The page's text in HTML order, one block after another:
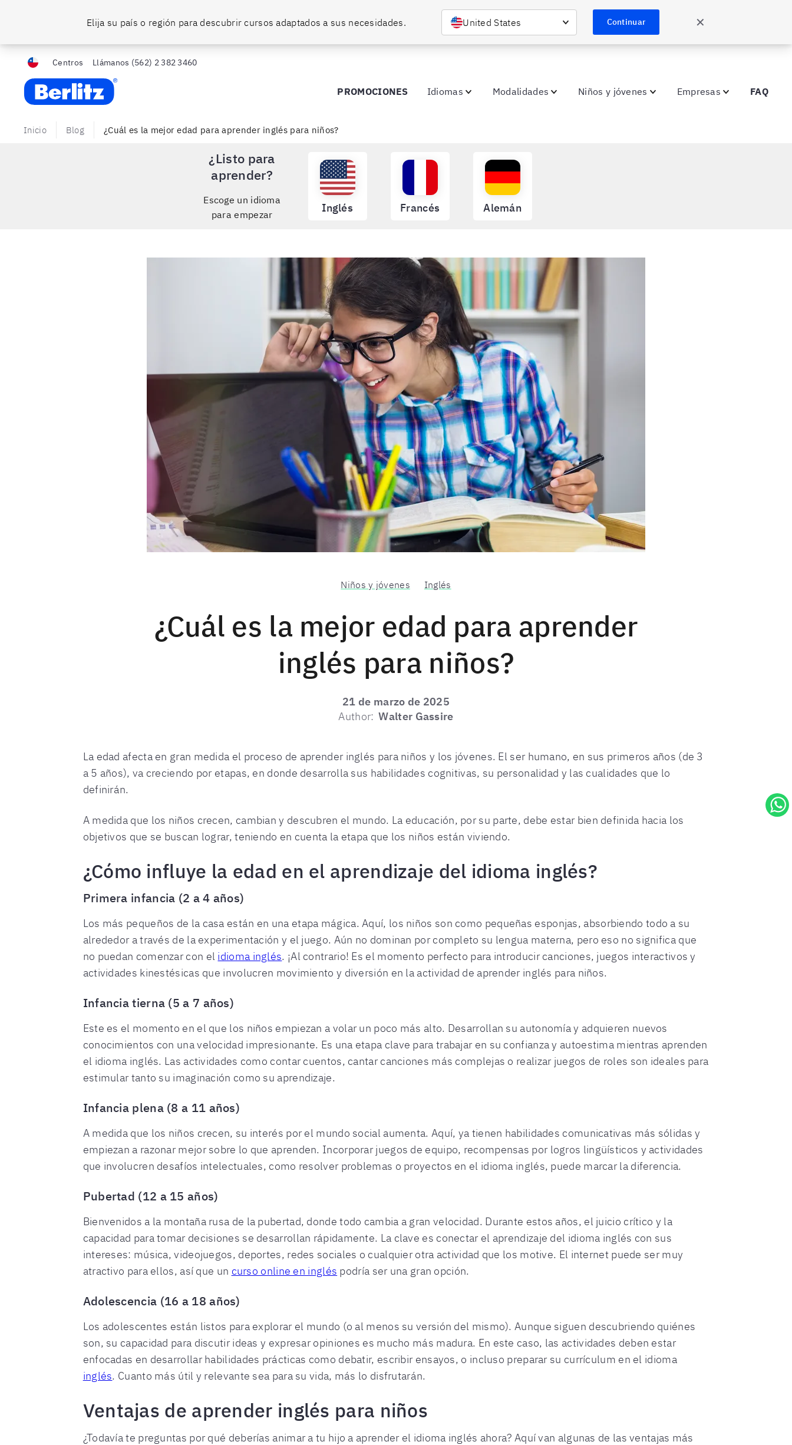
Elija su país o región para descubrir cursos adaptados a sus necesidades. United States Continuar ✕
Centros Llámanos (562) 2 382 3460
Berlitz Chile
PROMOCIONES Idiomas Modalidades Niños y jóvenes Empresas FAQ
Inicio Blog ¿Cuál es la mejor edad para aprender inglés para niños?
¿Listo para
aprender?
Escoge un idioma
para empezar
Inglés Francés Alemán
Niños y jóvenes Inglés
¿Cuál es la mejor edad para aprender
inglés para niños?
21 de marzo de 2025
Author: Walter Gassire
La edad afecta en gran medida el proceso de aprender inglés para niños y los jóvenes. El ser humano, en sus primeros años (de 3
a 5 años), va creciendo por etapas, en donde desarrolla sus habilidades cognitivas, su personalidad y las cualidades que lo
definirán.
A medida que los niños crecen, cambian y descubren el mundo. La educación, por su parte, debe estar bien definida hacia los
objetivos que se buscan lograr, teniendo en cuenta la etapa que los niños están viviendo.
¿Cómo influye la edad en el aprendizaje del idioma inglés?
Primera infancia (2 a 4 años)
Los más pequeños de la casa están en una etapa mágica. Aquí, los niños son como pequeñas esponjas, absorbiendo todo a su
alrededor a través de la experimentación y el juego. Aún no dominan por completo su lengua materna, pero eso no significa que
no puedan comenzar con el idioma inglés. ¡Al contrario! Es el momento perfecto para introducir canciones, juegos interactivos y
actividades kinestésicas que involucren movimiento y diversión en la actividad de aprender inglés para niños.
Infancia tierna (5 a 7 años)
Este es el momento en el que los niños empiezan a volar un poco más alto. Desarrollan su autonomía y adquieren nuevos
conocimientos con una velocidad impresionante. Es una etapa clave para trabajar en su confianza y autoestima mientras aprenden
el idioma inglés. Las actividades como contar cuentos, cantar canciones más complejas o realizar juegos de roles son ideales para
estimular tanto su imaginación como su aprendizaje.
Infancia plena (8 a 11 años)
A medida que los niños crecen, su interés por el mundo social aumenta. Aquí, ya tienen habilidades comunicativas más sólidas y
empiezan a razonar mejor sobre lo que aprenden. Incorporar juegos de equipo, recompensas por logros lingüísticos y actividades
que involucren desafíos intelectuales, como resolver problemas o proyectos en el idioma inglés, puede marcar la diferencia.
Pubertad (12 a 15 años)
Bienvenidos a la montaña rusa de la pubertad, donde todo cambia a gran velocidad. Durante estos años, el juicio crítico y la
capacidad para tomar decisiones se desarrollan rápidamente. La clave es conectar el aprendizaje del idioma inglés con sus
intereses: música, videojuegos, deportes, redes sociales o cualquier otra actividad que los motive. El internet puede ser muy
atractivo para ellos, así que un curso online en inglés podría ser una gran opción.
Adolescencia (16 a 18 años)
Los adolescentes están listos para explorar el mundo (o al menos su versión del mismo). Aunque siguen descubriendo quiénes
son, su capacidad para discutir ideas y expresar opiniones es mucho más madura. En este caso, las actividades deben estar
enfocadas en desarrollar habilidades prácticas como debatir, escribir ensayos, o incluso preparar su currículum en el idioma
inglés. Cuanto más útil y relevante sea para su vida, más lo disfrutarán.
Ventajas de aprender inglés para niños
¿Todavía te preguntas por qué deberías animar a tu hijo a aprender el idioma inglés ahora? Aquí van algunas de las ventajas más